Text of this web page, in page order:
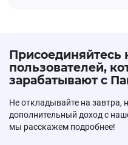
Присоединяйтесь
пользователей,
зарабатывают с
Не откладывайте на завтра,
дополнительный доход с
мы расскажем подробнее!